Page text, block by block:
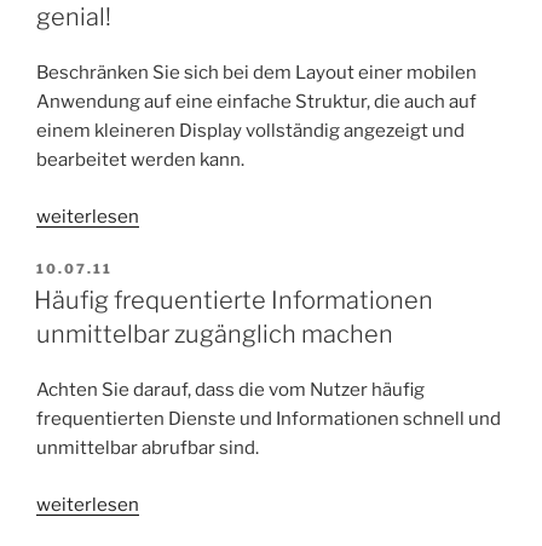
genial!
Beschränken Sie sich bei dem Layout einer mobilen
Anwendung auf eine einfache Struktur, die auch auf
einem kleineren Display vollständig angezeigt und
bearbeitet werden kann.
„Die
–
wenn
simpel,
genial!“
weiterlesen
VERÖFFENTLICHT
AM
10.07.11
Häufig frequentierte Informationen
unmittelbar zugänglich machen
Achten Sie darauf, dass die vom Nutzer häufig
frequentierten Dienste und Informationen schnell und
unmittelbar abrufbar sind.
„Häufig
weiterlesen